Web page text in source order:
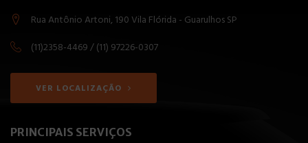
Rua Antônio Artoni, 190 Vila Flórida - Guarulhos SP
(11)2358-4469 / (11) 97226-0307
VER LOCALIZAÇÃO
PRINCIPAIS SERVIÇOS